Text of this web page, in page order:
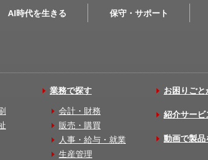
AI時代を生きる 保守・サポート
業務で探す
会計・財務
販売・購買
人事・給与・就業
生産管理
お困りご
紹介サービ
動画で製品